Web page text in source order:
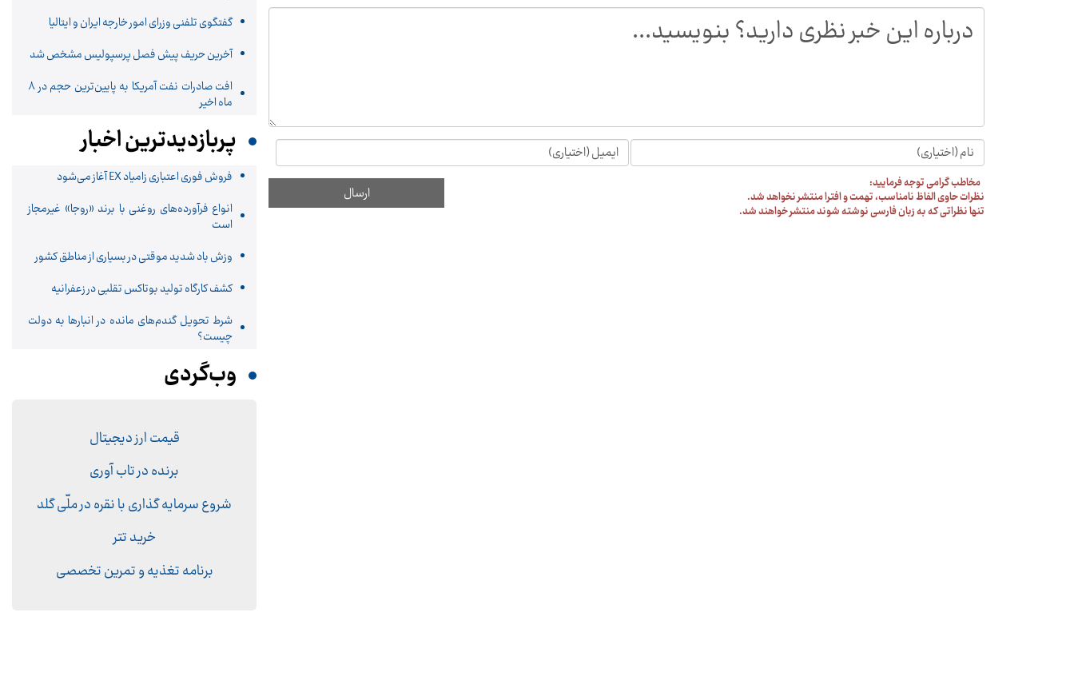
مخاطب گرامی توجه فرمایید:
نظرات حاوی الفاظ نامناسب، تهمت و افترا منتشر نخواهد شد.
تنها نظراتی که به زبان فارسی نوشته شوند منتشر خواهند شد.
گفتگوی تلفنی وزرای امور خارجه ایران و ایتالیا
آخرین حریف پیش فصل پرسپولیس مشخص شد
افت صادرات نفت آمریکا به پایین‌ترین حجم در ۸
ماه اخیر
پربازدیدترین اخبار
فروش فوری اعتباری زامیاد EX آغاز می‌شود
انواع فرآورده‌های روغنی با برند «روجا» غیرمجاز
است
وزش باد شدید موقتی در بسیاری از مناطق کشور
کشف کارگاه تولید بوتاکس تقلبی در زعفرانیه
شرط تحویل گندم‌های مانده در انبار‌ها به دولت
چیست؟
وب‌گردی
قیمت ارز دیجیتال
برنده در تاب آوری
شروع سرمایه گذاری با نقره در ملّی گلد
خرید تتر
برنامه تغذیه و تمرین تخصصی